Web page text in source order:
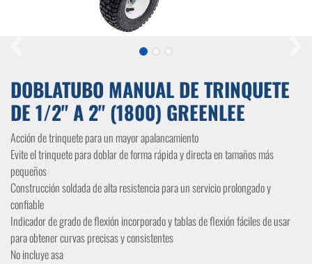
DOBLATUBO MANUAL DE TRINQUETE
DE 1/2" A 2" (1800) GREENLEE
Acción de trinquete para un mayor apalancamiento
Evite el trinquete para doblar de forma rápida y directa en tamaños más
pequeños
Construcción soldada de alta resistencia para un servicio prolongado y
confiable
Indicador de grado de flexión incorporado y tablas de flexión fáciles de usar
para obtener curvas precisas y consistentes
No incluye asa